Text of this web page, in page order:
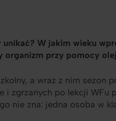
W jakim wieku
organizm przy pomocy
a wraz z nim sezon
i zgrzanych po lekcji WFu
nie zna: jedna osoba w